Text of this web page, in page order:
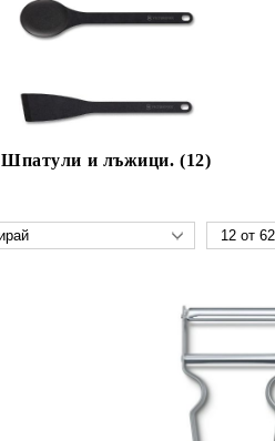
Шпатули и лъжици. (12)